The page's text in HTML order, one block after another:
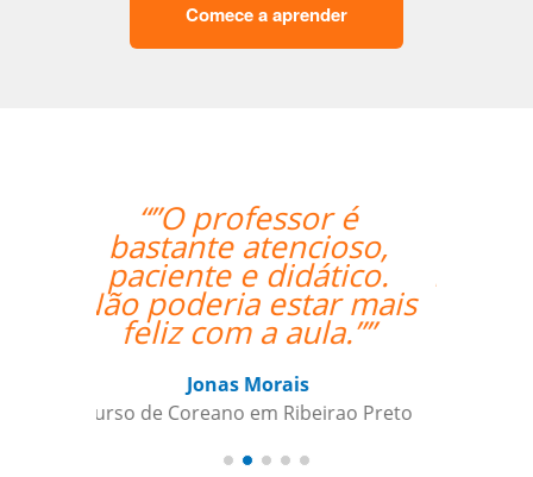
Comece a aprender
“”Everything is going
amazing! Thanks so
much for your help!””
Nathan Miller